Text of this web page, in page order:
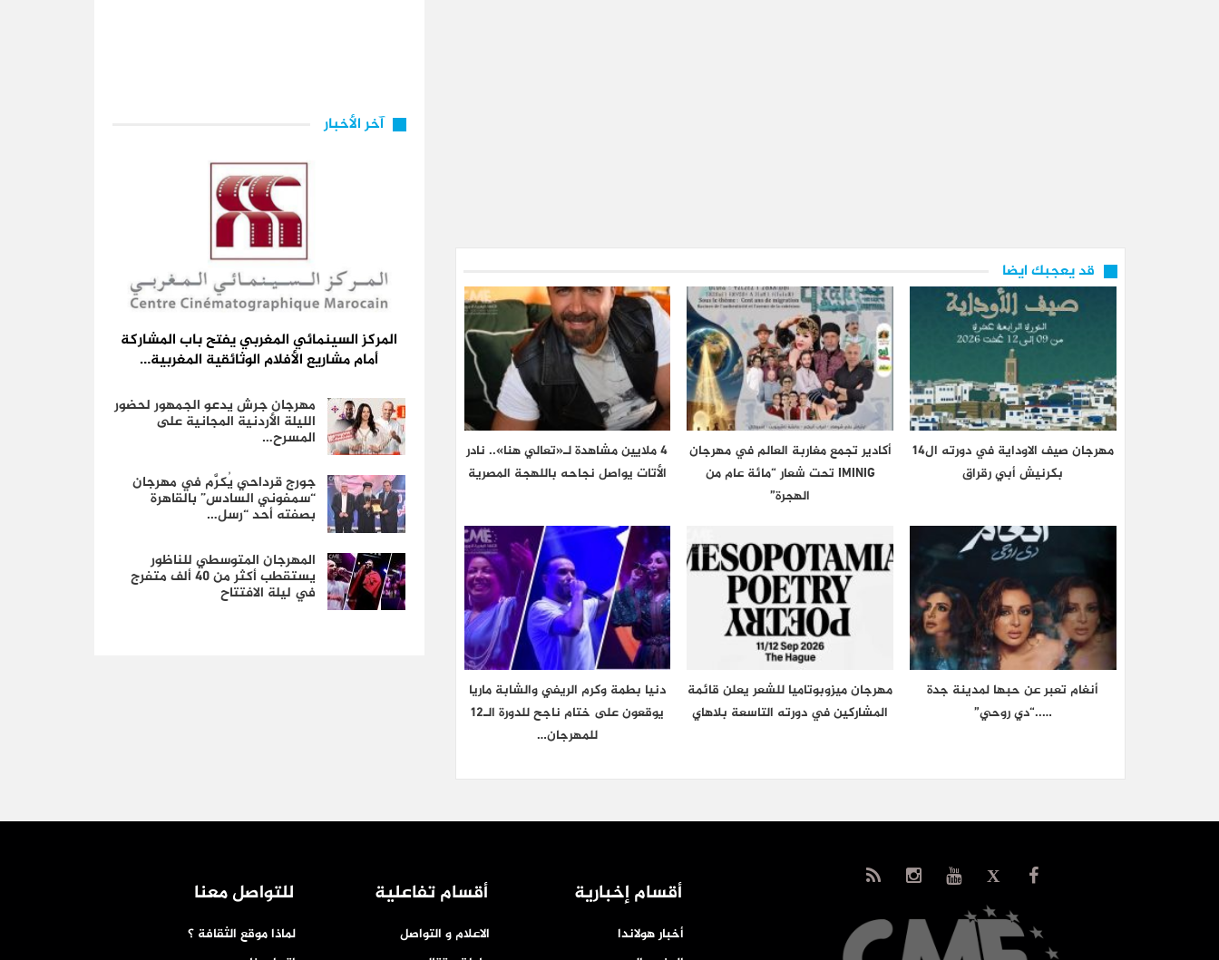
قد يعجبك ايضا
مهرجان صيف الاوداية في دورته ال14
بكرنيش أبي رقراق
أكادير تجمع مغاربة العالم في مهرجان
IMINIG تحت شعار “مائة عام من
الهجرة”
4 ملايين مشاهدة لـ«تعالي هنا».. نادر
الأتات يواصل نجاحه باللهجة المصرية
أنغام تعبر عن حبها لمدينة جدة
…..“دي روحي”
مهرجان ميزوبوتاميا للشعر يعلن قائمة
المشاركين في دورته التاسعة بلاهاي
دنيا بطمة وكرم الريفي والشابة ماريا
يوقعون على ختام ناجح للدورة الـ12
للمهرجان…
آخر الأخبار
المركز السينمائي المغربي يفتح باب المشاركة
أمام مشاريع الأفلام الوثائقية المغربية…
مهرجان جرش يدعو الجمهور لحضور
الليلة الأردنية المجانية على
المسرح…
جورج قرداحي يُكرَّم في مهرجان
“سمفوني السادس” بالقاهرة
بصفته أحد “رسل…
المهرجان المتوسطي للناظور
يستقطب أكثر من 40 ألف متفرج
في ليلة الافتتاح
أقسام إخبارية
أخبار هولاندا
أقسام تفاعلية
الاعلام و التواصل
للتواصل معنا
لماذا موقع الثقافة ؟